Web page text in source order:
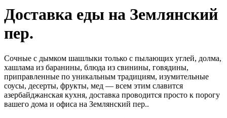
Доставка еды на Землянский
пер.
Сочные с дымком шашлыки только с пылающих углей, долма,
хашлама из баранины, блюда из свинины, говядины,
приправленные по уникальным традициям, изумительные
соусы, десерты, фрукты, мед — всем этим славится
азербайджанская кухня, доставка проводится просто к порогу
вашего дома и офиса на Землянский пер..